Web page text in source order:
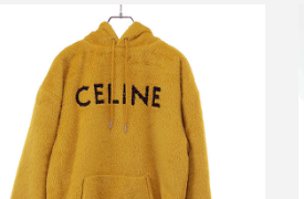
セリーヌ 22AW ファジーウール ルーズ
フィット フーディーパーカー
買取金額45,000円
詳しく見る